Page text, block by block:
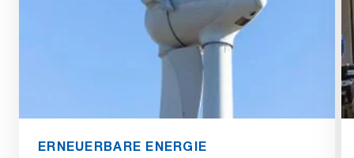
ERNEUERBARE ENERGIE